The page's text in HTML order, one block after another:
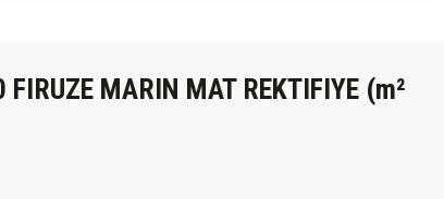
MARIN MAT REKTIFIYE (m²